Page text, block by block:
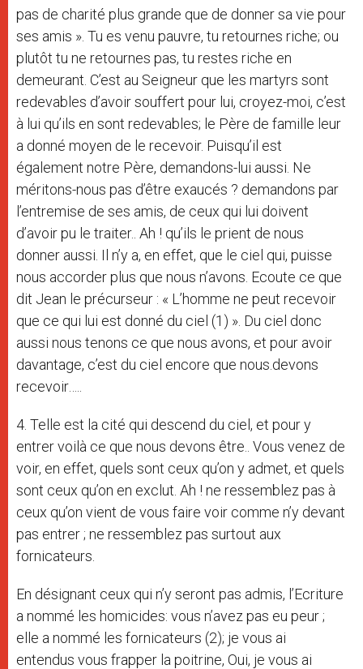
pas de charité plus grande que de donner sa vie pour
ses amis ». Tu es venu pauvre, tu retournes riche; ou
plutôt tu ne retournes pas, tu restes riche en
demeurant. C’est au Seigneur que les martyrs sont
redevables d’avoir souffert pour lui, croyez-moi, c’est
à lui qu’ils en sont redevables; le Père de famille leur
a donné moyen de le recevoir. Puisqu’il est
également notre Père, demandons-lui aussi. Ne
méritons-nous pas d’être exaucés ? demandons par
l’entremise de ses amis, de ceux qui lui doivent
d’avoir pu le traiter.. Ah ! qu’ils le prient de nous
donner aussi. Il n’y a, en effet, que le ciel qui, puisse
nous accorder plus que nous n’avons. Ecoute ce que
dit Jean le précurseur : « L’homme ne peut recevoir
que ce qui lui est donné du ciel (1) ». Du ciel donc
aussi nous tenons ce que nous avons, et pour avoir
davantage, c’est du ciel encore que nous.devons
recevoir…..
4. Telle est la cité qui descend du ciel, et pour y
entrer voilà ce que nous devons être.. Vous venez de
voir, en effet, quels sont ceux qu’on y admet, et quels
sont ceux qu’on en exclut. Ah ! ne ressemblez pas à
ceux qu’on vient de vous faire voir comme n’y devant
pas entrer ; ne ressemblez pas surtout aux
fornicateurs.
En désignant ceux qui n’y seront pas admis, l’Ecriture
a nommé les homicides: vous n’avez pas eu peur ;
elle a nommé les fornicateurs (2); je vous ai
entendus vous frapper la poitrine, Oui, je vous ai